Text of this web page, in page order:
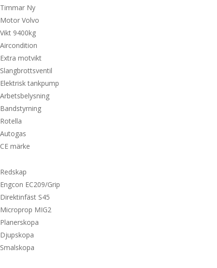
Timmar Ny
Motor Volvo
Vikt 9400kg
Aircondition
Extra motvikt
Slangbrottsventil
Elektrisk tankpump
Arbetsbelysning
Bandstyrning
Rotella
Autogas
CE märke
Redskap
Engcon EC209/Grip
Direktinfäst S45
Microprop MIG2
Planerskopa
Djupskopa
Smalskopa